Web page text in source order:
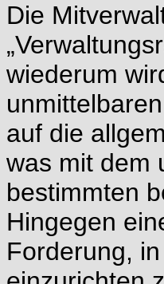
Die
wiederum
auf die
was mit dem
bestimmten
Hingegen
Forderung,